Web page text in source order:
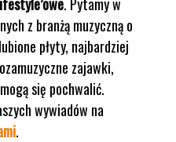
z branżą muzyczną o
płyty, najbardziej
zajawki,
się pochwalić.
wywiadów na
.